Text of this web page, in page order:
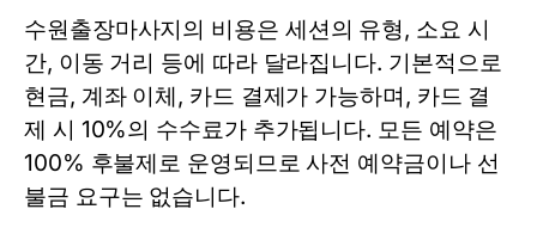
수원출장마사지의 비용은 세션의 유형, 소요 시
간, 이동 거리 등에 따라 달라집니다. 기본적으로
현금, 계좌 이체, 카드 결제가 가능하며, 카드 결
제 시 10%의 수수료가 추가됩니다. 모든 예약은
100% 후불제로 운영되므로 사전 예약금이나 선
불금 요구는 없습니다.